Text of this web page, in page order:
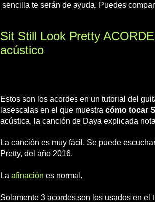
sencilla te serán de ayuda. Puedes
Sit Still Look Pretty
acústico
Estos son los acordes en un tutorial del
lasescalas en el que muestra cómo tocar
acústica, la canción de Daya explicada
La canción es muy fácil. Se puede
Pretty, del año 2016.
La afinación es normal.
Solamente 3 acordes son los usados en el